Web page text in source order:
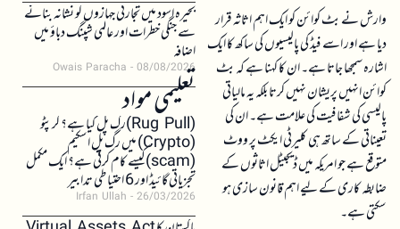
وارش نے بٹ کوائن کو ایک اہم اثاثہ قرار
دیا ہے اور اسے فیڈ کی پالیسیوں کی ساکھ کا ایک
اشارہ سمجھا جاتا ہے۔ ان کا کہنا ہے کہ بٹ
کوائن انہیں پریشان نہیں کرتا بلکہ یہ مالیاتی
پالیسی کی شفافیت کی علامت ہے۔ ان کی
تعیناتی کے ساتھ ہی کلیرٹی ایکٹ پر ووٹ
متوقع ہے جو امریکہ میں ڈیجیٹل اثاثوں کے
ضابطہ کاری کے لیے اہم قانون سازی ہو
سکتی ہے۔
بحیرہ اسود میں تجارتی جہازوں کو نشانہ بنانے
سے جنگی خطرات اور عالمی شپنگ دباؤ میں
اضافہ
Owais Paracha 08/08/2026
تعلیمی مواد(Rug Pull)رگ پل کیا ہے؟ کرپٹو
(Crypto) میں رگ پل اسکیم
(scam)کیسے کام کرتی ہے؟ ایک مکمل
تجزیاتی گائیڈ اور 6 احتیاطی تدابیر
Irfan Ullah 26/03/2026